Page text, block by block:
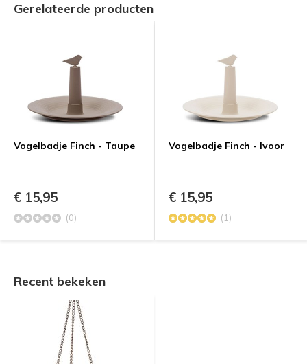
Gerelateerde producten
Vogelbadje Finch - Taupe
€ 15,95
(0)
Vogelbadje Finch - Ivoor
€ 15,95
(1)
Recent bekeken